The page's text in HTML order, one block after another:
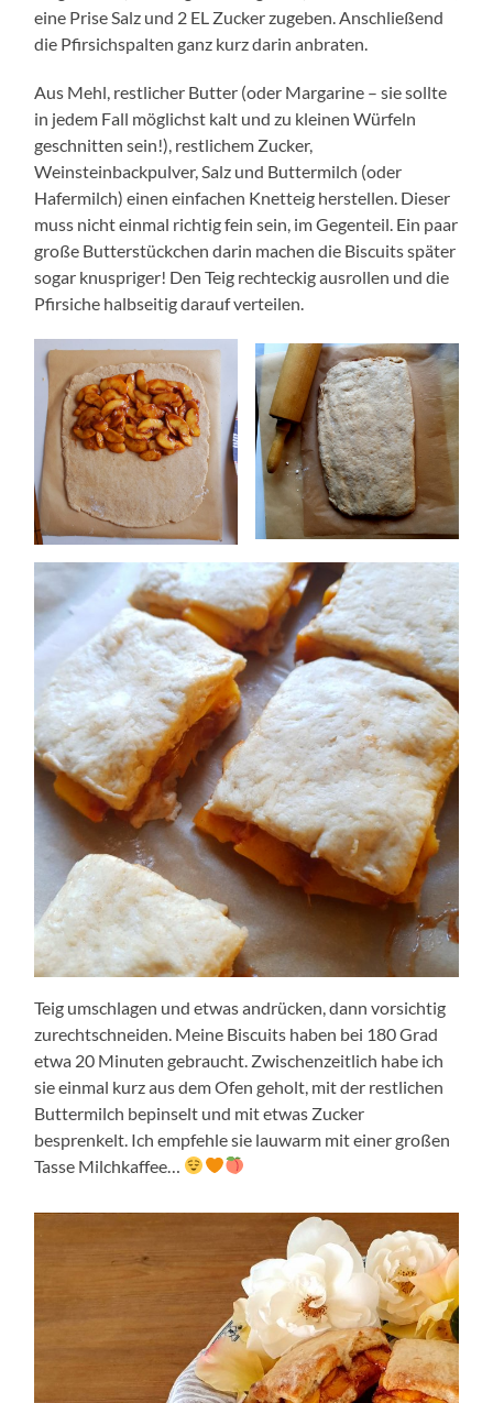
eine Prise Salz und 2 EL Zucker zugeben. Anschließend
die Pfirsichspalten ganz kurz darin anbraten.
Aus Mehl, restlicher Butter (oder Margarine – sie sollte
in jedem Fall möglichst kalt und zu kleinen Würfeln
geschnitten sein!), restlichem Zucker,
Weinsteinbackpulver, Salz und Buttermilch (oder
Hafermilch) einen einfachen Knetteig herstellen. Dieser
muss nicht einmal richtig fein sein, im Gegenteil. Ein paar
große Butterstückchen darin machen die Biscuits später
sogar knuspriger! Den Teig rechteckig ausrollen und die
Pfirsiche halbseitig darauf verteilen.
Teig umschlagen und etwas andrücken, dann vorsichtig
zurechtschneiden. Meine Biscuits haben bei 180 Grad
etwa 20 Minuten gebraucht. Zwischenzeitlich habe ich
sie einmal kurz aus dem Ofen geholt, mit der restlichen
Buttermilch bepinselt und mit etwas Zucker
besprenkelt. Ich empfehle sie lauwarm mit einer großen
Tasse Milchkaffee…